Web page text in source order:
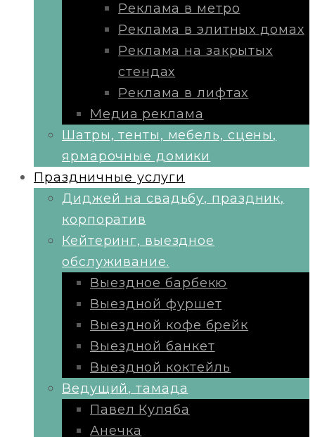
Реклама в метро
Реклама в элитных домах
Реклама на закрытых
стендах
Реклама в лифтах
Медиа реклама
Шатры, тенты, мебель, сцены,
ярмарочные домики
Праздничные услуги
Диджей на свадьбу, праздник,
корпоратив
Кейтеринг, выездное
обслуживание.
Выездное барбекю
Выездной фуршет
Выездной кофе брейк
Выездной банкет
Выездной коктейль
Ведущий, тамада
Павел Куляба
Анечка